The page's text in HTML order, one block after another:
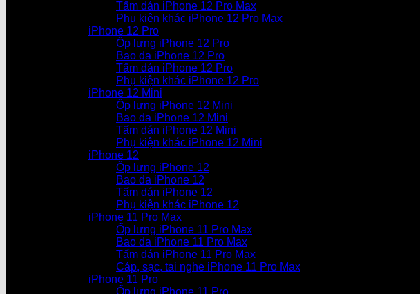
Tấm dán iPhone 12 Pro Max
Phụ kiện khác iPhone 12 Pro Max
iPhone 12 Pro
Ốp lưng iPhone 12 Pro
Bao da iPhone 12 Pro
Tấm dán iPhone 12 Pro
Phụ kiện khác iPhone 12 Pro
iPhone 12 Mini
Ốp lưng iPhone 12 Mini
Bao da iPhone 12 Mini
Tấm dán iPhone 12 Mini
Phụ kiện khác iPhone 12 Mini
iPhone 12
Ốp lưng iPhone 12
Bao da iPhone 12
Tấm dán iPhone 12
Phụ kiện khác iPhone 12
iPhone 11 Pro Max
Ốp lưng iPhone 11 Pro Max
Bao da iPhone 11 Pro Max
Tấm dán iPhone 11 Pro Max
Cáp, sạc, tai nghe iPhone 11 Pro Max
iPhone 11 Pro
Ốp lưng iPhone 11 Pro